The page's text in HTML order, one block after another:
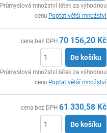
Průmyslová množství látek za výhodnou
cenu Poptat větší množství
cena bez DPH 70 156,20 Kč
Do košíku
Průmyslová množství látek za výhodnou
cenu Poptat větší množství
cena bez DPH 61 330,58 Kč
Do košíku